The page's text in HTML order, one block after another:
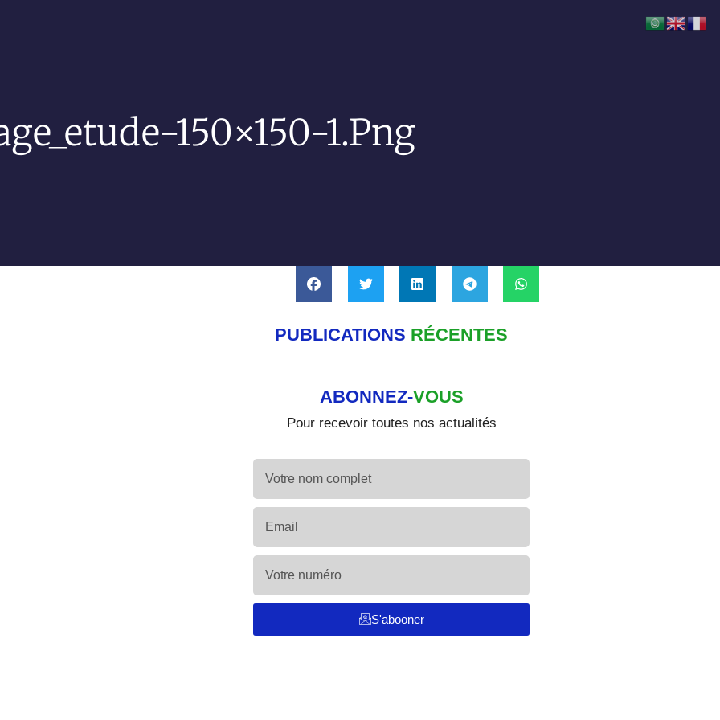
150×150-1.png
PUBLICATIONS RÉCENTES
ABONNEZ-VOUS
Pour recevoir toutes nos actualités
S'abooner